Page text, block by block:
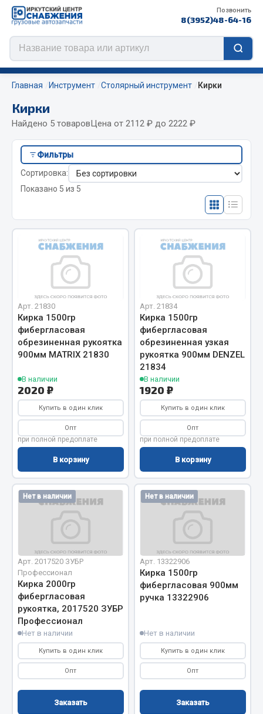
Позвонить
8(3952)48-64-16
Цепи противоскольжения
ЦЕПИ РОССИЯ
ЦЕПИ BOHU (Китай)
Изготовление цепей на колеса BOHU
Весь раздел
Отопители салона, подогреватели
Автономные воздушные отопители
Жидкостные подогреватели
Отопители салона
Подогреватели тосола
Автотовары
Автозвук
Автокаталоги
Аксессуары автомобильные
Аптечки и знаки автомобильные
Брызговики
Показать ещё
Весь раздел
Смазочные материалы
Масла
Охладжающие жидкости
Технические жидкости
Весь раздел
Главная Инструмент Столярный инструмент Кирки
Кирки
Найдено 5 товаровЦена от 2112 ₽ до 2222 ₽
Фильтры
Сортировка:
Показано 5 из 5
Арт. 21830
Кирка 1500гр
фибергласовая
обрезиненная рукоятка
900мм MATRIX 21830
В наличии
2020 ₽
Купить в один клик
Опт
при полной предоплате
В корзину
Арт. 21834
Кирка 1500гр
фибергласовая
обрезиненная узкая
рукоятка 900мм DENZEL
21834
В наличии
1920 ₽
Купить в один клик
Опт
при полной предоплате
В корзину
Нет в наличии
Арт. 2017520 ЗУБР
Профессионал
Кирка 2000гр
фибергласовая
рукоятка, 2017520 ЗУБР
Профессионал
Нет в наличии
Купить в один клик
Опт
Заказать
Нет в наличии
Арт. 13322906
Кирка 1500гр
фибергласовая 900мм
ручка 13322906
Нет в наличии
Купить в один клик
Опт
Заказать